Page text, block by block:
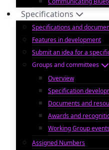
Specifications
Specifications and
Features in development
Submit an idea for a
Groups and committees
Overview
Specification
Documents and
Awards and
Working Group
Assigned Numbers